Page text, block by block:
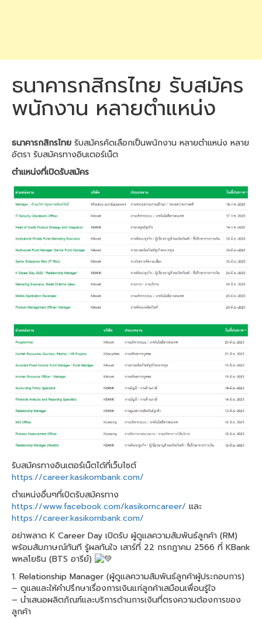
ธนาคารกสิกรไทย รับสมัคร
พนักงาน หลายตำแหน่ง
ธนาคารกสิกรไทย รับสมัครคัดเลือกเป็นพนักงาน หลายตำแหน่ง หลาย
อัตรา รับสมัครทางอินเตอร์เน็ต
ตำแหน่งที่เปิดรับสมัคร
รับสมัครทางอินเตอร์เน็ตได้ที่เว็บไซต์
https://career.kasikornbank.com/
ตำแหน่งอื่นๆที่เปิดรับสมัครทาง
https://www.facebook.com/kasikorncareer/ และ
https://career.kasikornbank.com/
อย่าพลาด K Career Day เปิดรับ ผู้ดูแลความสัมพันธ์ลูกค้า (RM)
พร้อมสัมภาษณ์ทันที รู้ผลทันใจ เสาร์ที่ 22 กรกฎาคม 2566 ที่ KBank
พหลโยธิน (BTS อารีย์)
1. Relationship Manager (ผู้ดูแลความสัมพันธ์ลูกค้าผู้ประกอบการ)
– ดูแลและให้คำปรึกษาเรื่องการเงินแก่ลูกค้าเสมือนเพื่อนรู้ใจ
– นำเสนอผลิตภัณฑ์และบริการด้านการเงินที่ตรงความต้องการของ
ลูกค้า